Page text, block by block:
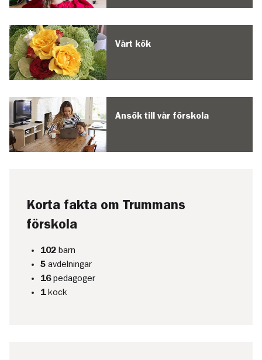
Vårt kök
Ansök till vår förskola
Korta fakta om Trummans
förskola
102barn
5avdelningar
16pedagoger
1kock